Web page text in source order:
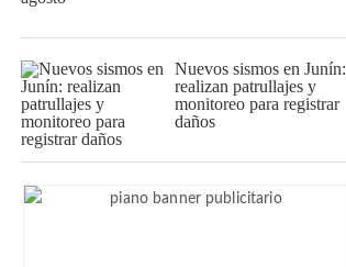
Nuevos sismos en Junín:
realizan patrullajes y
monitoreo para registrar
daños